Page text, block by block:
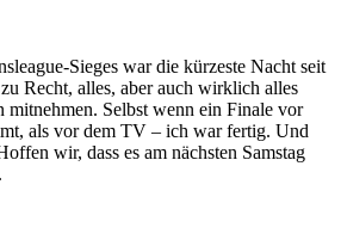
Sieges war die kürzeste Nacht seit
Recht, alles, aber auch wirklich alles
Selbst wenn ein Finale vor
als vor dem TV – ich war fertig. Und
wir, dass es am nächsten Samstag